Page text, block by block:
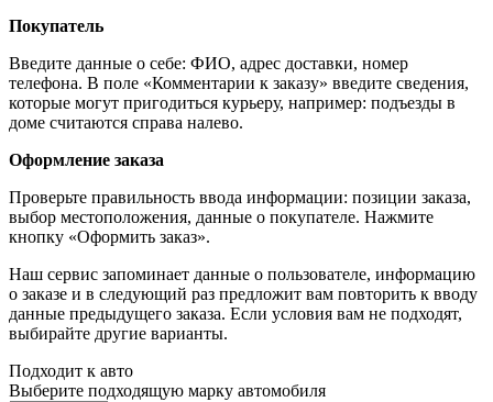
Покупатель
Введите данные о себе: ФИО, адрес доставки, номер
телефона. В поле «Комментарии к заказу» введите сведения,
которые могут пригодиться курьеру, например: подъезды в
доме считаются справа налево.
Оформление заказа
Проверьте правильность ввода информации: позиции заказа,
выбор местоположения, данные о покупателе. Нажмите
кнопку «Оформить заказ».
Наш сервис запоминает данные о пользователе, информацию
о заказе и в следующий раз предложит вам повторить к вводу
данные предыдущего заказа. Если условия вам не подходят,
выбирайте другие варианты.
Подходит к авто
Выберите подходящую марку автомобиля